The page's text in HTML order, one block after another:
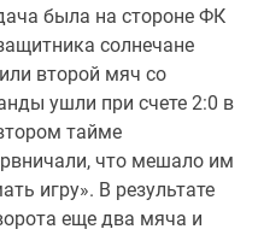
была на стороне ФК
солнечане
второй мяч со
ушли при счете 2:0 в
тайме
что мешало им
игру». В результате
еще два мяча и